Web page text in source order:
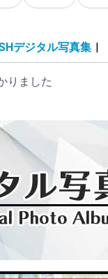
デジタル写真集 |
りました